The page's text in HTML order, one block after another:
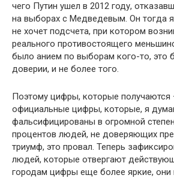
чего Путин ушел в 2012 году,
на выборах с Медведевым. Он тогда
не хочет подсчета, при котором
реального противостоящего
было анием по выборам кого-то, это
доверии, и не более того.
Поэтому цифры, которые
официальные цифры, которые, я
фальсифицированы в огромной
процентов людей, не доверяющих
триумф, это провал. Теперь
людей, которые отвергают
городам цифры еще более яркие, они